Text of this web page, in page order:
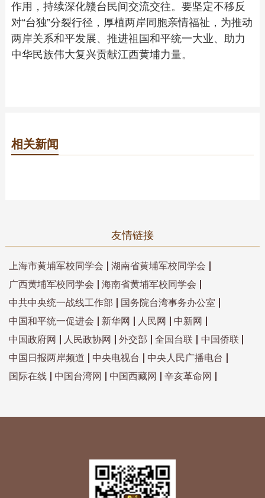
作用，持续深化赣台民间交流交往。要坚定不移反
对“台独”分裂行径，厚植两岸同胞亲情福祉，为推动
两岸关系和平发展、推进祖国和平统一大业、助力
中华民族伟大复兴贡献江西黄埔力量。
相关新闻
友情链接
上海市黄埔军校同学会
湖南省黄埔军校同学会
广西黄埔军校同学会
海南省黄埔军校同学会
中共中央统一战线工作部
国务院台湾事务办公室
中国和平统一促进会
新华网 人民网
中新网
中国政府网
人民政协网 外交部 全国台联
中国侨联
中国日报两岸频道
中央电视台
中央人民广播电台
国际在线
中国台湾网 中国西藏网 辛亥革命网